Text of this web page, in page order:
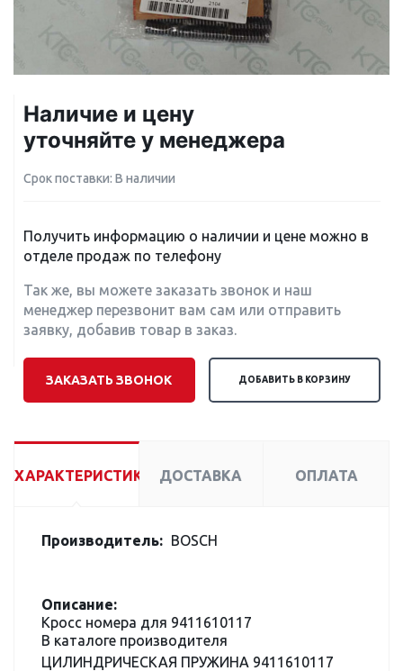
Наличие и цену
уточняйте у менеджера
Срок поставки: В наличии
Получить информацию о наличии и цене можно в
отделе продаж по телефону
Так же, вы можете заказать звонок и наш
менеджер перезвонит вам сам или отправить
заявку, добавив товар в заказ.
ЗАКАЗАТЬ ЗВОНОК ДОБАВИТЬ В КОРЗИНУ
ХАРАКТЕРИСТИКИ ДОСТАВКА ОПЛАТА
Производитель: BOSCH
Описание:
Кросс номера для 9411610117
В каталоге производителя
ЦИЛИНДРИЧЕСКАЯ ПРУЖИНА 9411610117